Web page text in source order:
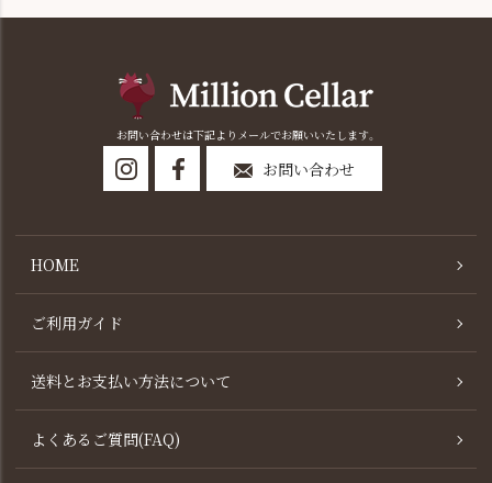
お問い合わせは下記よりメールでお願いいたします。
お問い合わせ
HOME
ご利用ガイド
送料とお支払い方法について
よくあるご質問(FAQ)